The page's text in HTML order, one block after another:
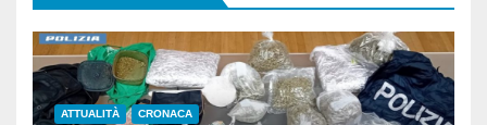
ATTUALITÀ CRONACA